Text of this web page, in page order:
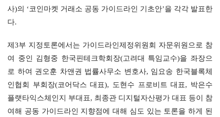
사)의 ‘코인마켓 거래소 공동 가이드라인 기초안’을 각각 발표한
다.
제3부 지정토론에서는 가이드라인제정위원회 자문위원으로 참
여 중인 김형중 한국핀테크학회장(고려대 특임교수)을 좌장으
로 하여 권오훈 차앤권 법률사무소 변호사, 임요송 한국블록체
인협회 부회장(코어닥스 대표), 도현수 프로비트 대표, 박은수
플랫타익스체인지 부대표, 최종관 디지털자산평가 대표 등이 참
여해 공동 가이드라인 지향점에 대해 심도 있는 토론을 하게 된